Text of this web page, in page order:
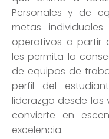
Personales y de
metas
operativos a partir
les permita la
de equipos de
perfil del
liderazgo desde las
convierte en
excelencia.